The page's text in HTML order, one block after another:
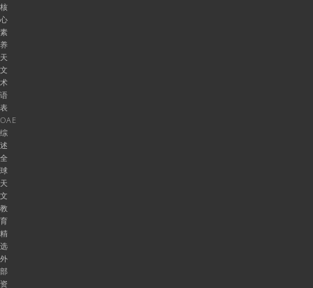
核
心
素
养
天
文
术
语
表
OAE
综
述
全
球
天
文
教
育
精
选
外
部
资